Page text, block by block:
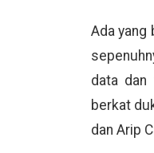
Ada yang
data dan
berkat
dan Arip